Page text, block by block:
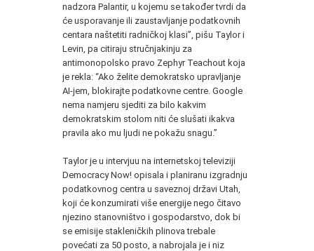
nadzora Palantir, u kojemu se također tvrdi da
će usporavanje ili zaustavljanje podatkovnih
centara naštetiti radničkoj klasi”, pišu Taylor i
Levin, pa citiraju stručnjakinju za
antimonopolsko pravo Zephyr Teachout koja
je rekla: “Ako želite demokratsko upravljanje
AI-jem, blokirajte podatkovne centre. Google
nema namjeru sjediti za bilo kakvim
demokratskim stolom niti će slušati ikakva
pravila ako mu ljudi ne pokažu snagu.”
Taylor je u intervjuu na internetskoj televiziji
Democracy Now! opisala i planiranu izgradnju
podatkovnog centra u saveznoj državi Utah,
koji će konzumirati više energije nego čitavo
njezino stanovništvo i gospodarstvo, dok bi
se emisije stakleničkih plinova trebale
povećati za 50 posto, a nabrojala je i niz